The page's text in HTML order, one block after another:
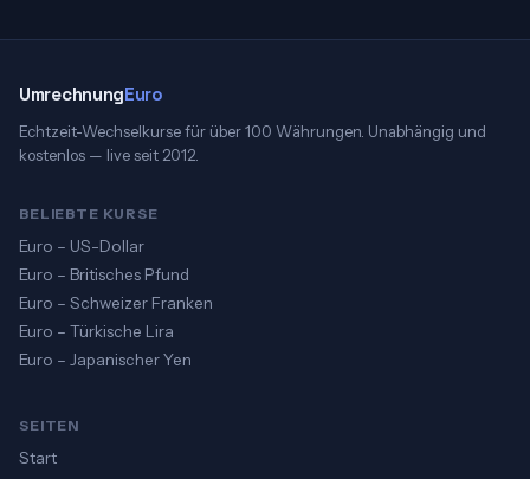
UmrechnungEuro
Echtzeit-Wechselkurse für über 100 Währungen. Unabhängig und
kostenlos — live seit 2012.
BELIEBTE KURSE
Euro – US-Dollar
Euro – Britisches Pfund
Euro – Schweizer Franken
Euro – Türkische Lira
Euro – Japanischer Yen
SEITEN
Start